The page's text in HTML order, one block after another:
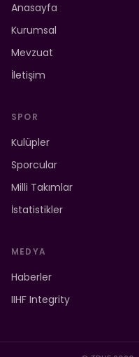
Anasayfa
Kurumsal
Mevzuat
İletişim
SPOR
Kulüpler
Sporcular
Milli Takımlar
İstatistikler
MEDYA
Haberler
IIHF Integrity